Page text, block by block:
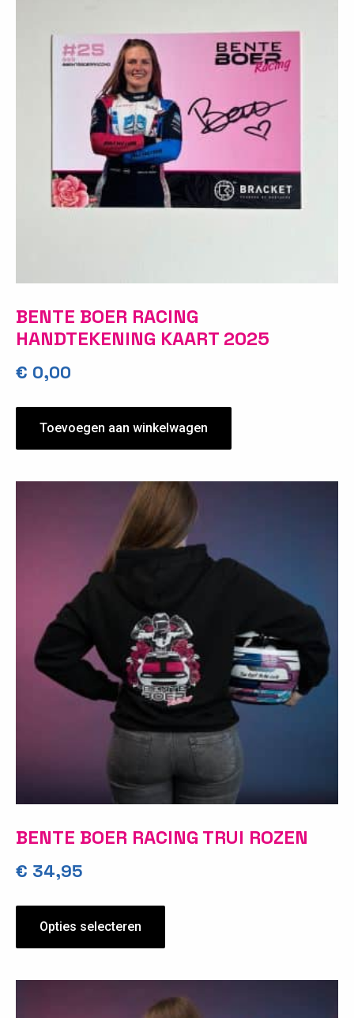
BENTE BOER RACING
HANDTEKENING KAART 2025
€ 0,00
Toevoegen aan winkelwagen
BENTE BOER RACING TRUI ROZEN
€ 34,95
Opties selecteren